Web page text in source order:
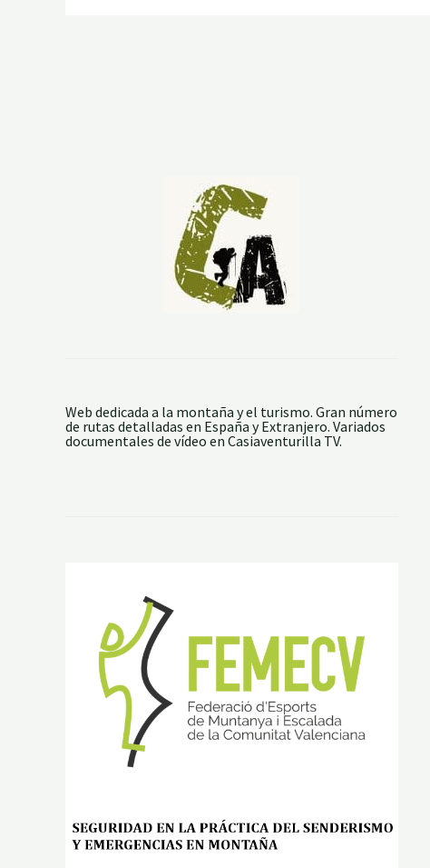
Web dedicada a la montaña y el turismo. Gran número
de rutas detalladas en España y Extranjero. Variados
documentales de vídeo en Casiaventurilla TV.